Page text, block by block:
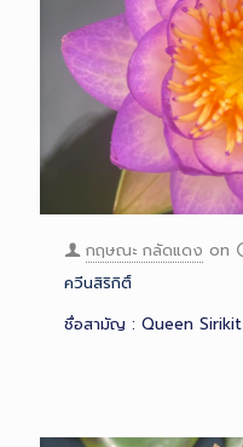
กฤษณะ กลัดแดง on
ควีนสิริกิติ์
ชื่อสามัญ : Queen Sirikit